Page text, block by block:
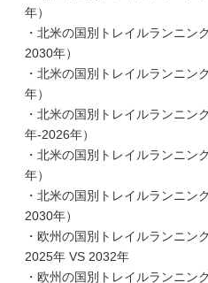
年）
・北米の国別トレイルランニン
2030年）
・北米の国別トレイルランニン
年）
・北米の国別トレイルランニン
年-2026年）
・北米の国別トレイルランニン
年）
・北米の国別トレイルランニン
2030年）
・欧州の国別トレイルランニン
2025年 VS 2032年
・欧州の国別トレイルランニン